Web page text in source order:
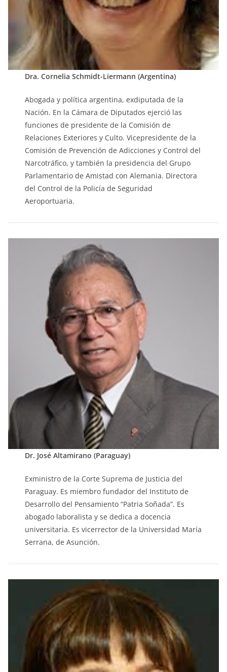
Dra. Cornelia Schmidt-Liermann (Argentina)
Abogada y política argentina, exdiputada de la
Nación. En la Cámara de Diputados ejerció las
funciones de presidente de la Comisión de
Relaciones Exteriores y Culto. Vicepresidente de la
Comisión de Prevención de Adicciones y Control del
Narcotráfico, y también la presidencia del Grupo
Parlamentario de Amistad con Alemania. Directora
del Control de la Policía de Seguridad
Aeroportuaria.
Dr. José Altamirano (Paraguay)
Exministro de la Corte Suprema de Justicia del
Paraguay. Es miembro fundador del Instituto de
Desarrollo del Pensamiento “Patria Soñada”. Es
abogado laboralista y se dedica a docencia
universitaria. Es vicerrector de la Universidad María
Serrana, de Asunción.